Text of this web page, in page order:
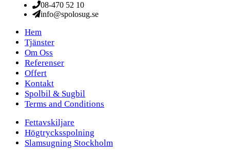
08-470 52 10
info@spolosug.se
Hem
Tjänster
Om Oss
Referenser
Offert
Kontakt
Spolbil & Sugbil
Terms and Conditions
Fettavskiljare
Högtrycksspolning
Slamsugning Stockholm